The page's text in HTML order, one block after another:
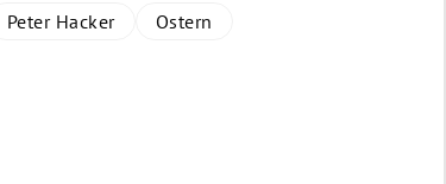
Peter Hacker Ostern